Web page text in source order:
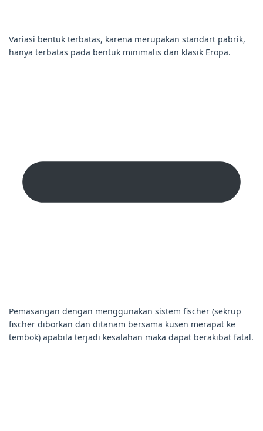
Variasi bentuk terbatas, karena merupakan standart pabrik,
hanya terbatas pada bentuk minimalis dan klasik Eropa.
Pemasangan dengan menggunakan sistem fischer (sekrup
fischer diborkan dan ditanam bersama kusen merapat ke
tembok) apabila terjadi kesalahan maka dapat berakibat fatal.